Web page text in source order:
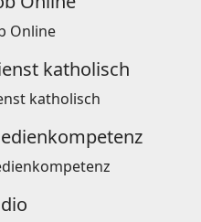
Online
katholisch